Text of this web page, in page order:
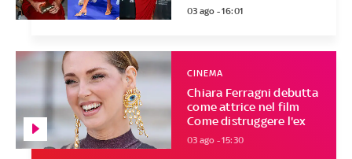
03 ago - 16:01
Chiara Ferragni debutta
come attrice nel film
Come distruggere l'ex
CINEMA
03 ago - 15:30